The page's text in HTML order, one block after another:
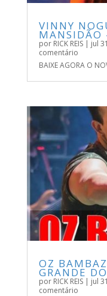
VINNY
MANSIDÃO
por RICK REIS| jul
comentário
BAIXE AGORA O
OZ
GRANDE
por RICK REIS| jul
comentário